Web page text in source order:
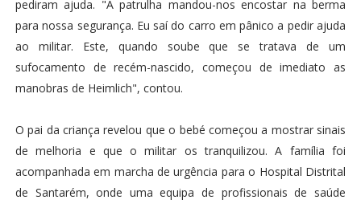
pediram ajuda. "A patrulha mandou-nos encostar na berma
para nossa segurança. Eu saí do carro em pânico a pedir ajuda
ao militar. Este, quando soube que se tratava de um
sufocamento de recém-nascido, começou de imediato as
manobras de Heimlich", contou.
O pai da criança revelou que o bebé começou a mostrar sinais
de melhoria e que o militar os tranquilizou. A família foi
acompanhada em marcha de urgência para o Hospital Distrital
de Santarém, onde uma equipa de profissionais de saúde